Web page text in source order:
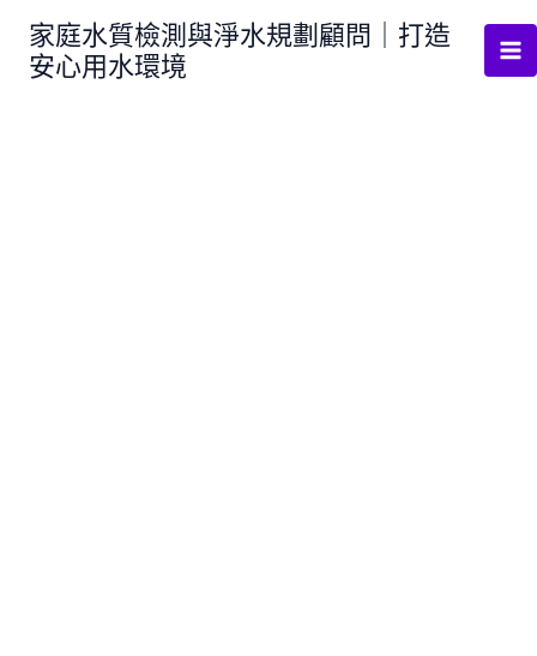
家庭水質檢測與淨水規劃顧問｜打造
安心用水環境